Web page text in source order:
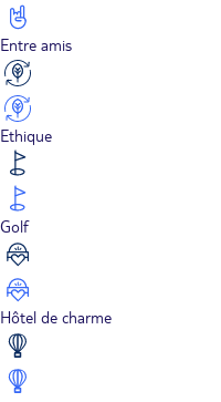
Entre amis
Ethique
Golf
Hôtel de charme